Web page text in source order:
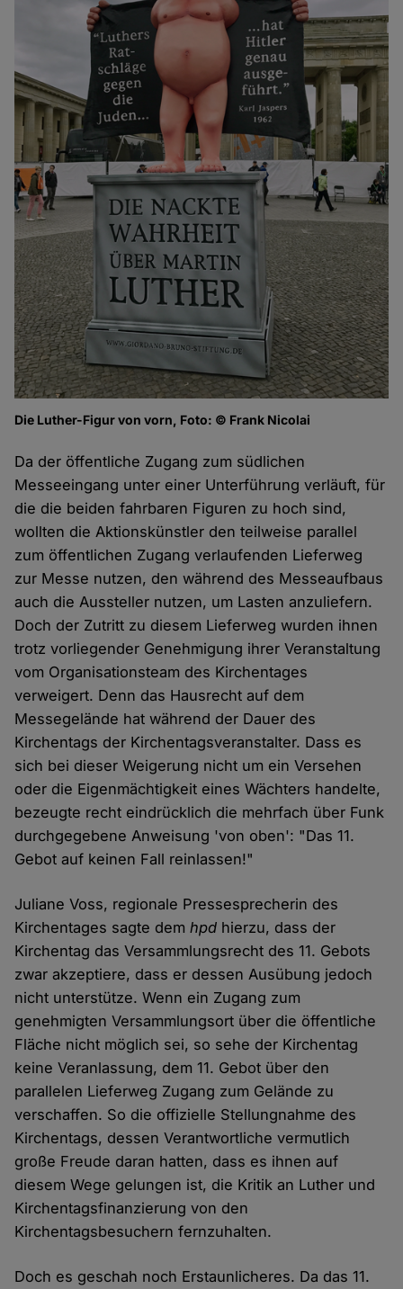
Die Luther-Figur von vorn, Foto: © Frank Nicolai
Da der öffentliche Zugang zum südlichen
Messeeingang unter einer Unterführung verläuft, für
die die beiden fahrbaren Figuren zu hoch sind,
wollten die Aktionskünstler den teilweise parallel
zum öffentlichen Zugang verlaufenden Lieferweg
zur Messe nutzen, den während des Messeaufbaus
auch die Aussteller nutzen, um Lasten anzuliefern.
Doch der Zutritt zu diesem Lieferweg wurden ihnen
trotz vorliegender Genehmigung ihrer Veranstaltung
vom Organisationsteam des Kirchentages
verweigert. Denn das Hausrecht auf dem
Messegelände hat während der Dauer des
Kirchentags der Kirchentagsveranstalter. Dass es
sich bei dieser Weigerung nicht um ein Versehen
oder die Eigenmächtigkeit eines Wächters handelte,
bezeugte recht eindrücklich die mehrfach über Funk
durchgegebene Anweisung 'von oben': "Das 11.
Gebot auf keinen Fall reinlassen!"
Juliane Voss, regionale Pressesprecherin des
Kirchentages sagte demhpd hierzu, dass der
Kirchentag das Versammlungsrecht des 11. Gebots
zwar akzeptiere, dass er dessen Ausübung jedoch
nicht unterstütze. Wenn ein Zugang zum
genehmigten Versammlungsort über die öffentliche
Fläche nicht möglich sei, so sehe der Kirchentag
keine Veranlassung, dem 11. Gebot über den
parallelen Lieferweg Zugang zum Gelände zu
verschaffen. So die offizielle Stellungnahme des
Kirchentags, dessen Verantwortliche vermutlich
große Freude daran hatten, dass es ihnen auf
diesem Wege gelungen ist, die Kritik an Luther und
Kirchentagsfinanzierung von den
Kirchentagsbesuchern fernzuhalten.
Doch es geschah noch Erstaunlicheres. Da das 11.